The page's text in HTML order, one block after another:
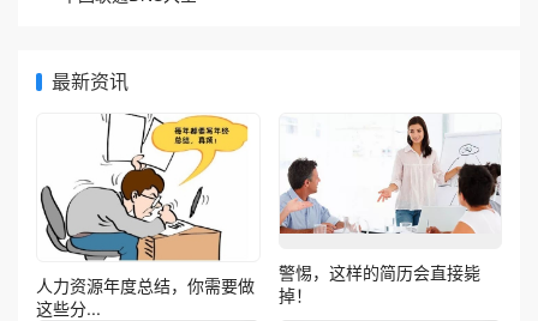
最新资讯
人力资源年度总结，你需要做
这些分...
警惕，这样的简历会直接毙
掉！